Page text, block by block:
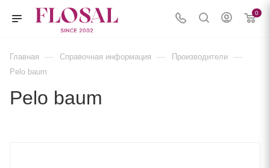
0
Главная — Справочная информация — Производители —
Pelo baum
Pelo baum